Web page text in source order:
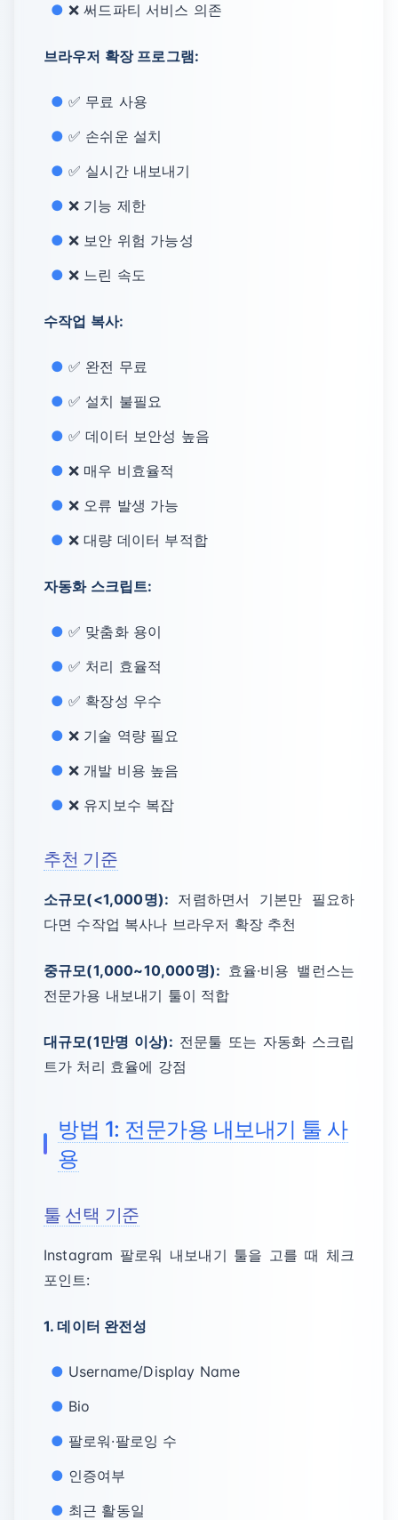
❌ 써드파티 서비스 의존
브라우저 확장 프로그램:
✅ 무료 사용
✅ 손쉬운 설치
✅ 실시간 내보내기
❌ 기능 제한
❌ 보안 위험 가능성
❌ 느린 속도
수작업 복사:
✅ 완전 무료
✅ 설치 불필요
✅ 데이터 보안성 높음
❌ 매우 비효율적
❌ 오류 발생 가능
❌ 대량 데이터 부적합
자동화 스크립트:
✅ 맞춤화 용이
✅ 처리 효율적
✅ 확장성 우수
❌ 기술 역량 필요
❌ 개발 비용 높음
❌ 유지보수 복잡
추천 기준
소규모(<1,000명): 저렴하면서 기본만 필요하
다면 수작업 복사나 브라우저 확장 추천
중규모(1,000~10,000명): 효율·비용 밸런스는
전문가용 내보내기 툴이 적합
대규모(1만명 이상): 전문툴 또는 자동화 스크립
트가 처리 효율에 강점
방법 1: 전문가용 내보내기 툴 사
용
툴 선택 기준
Instagram 팔로워 내보내기 툴을 고를 때 체크
포인트:
1. 데이터 완전성
Username/Display Name
Bio
팔로워·팔로잉 수
인증여부
최근 활동일